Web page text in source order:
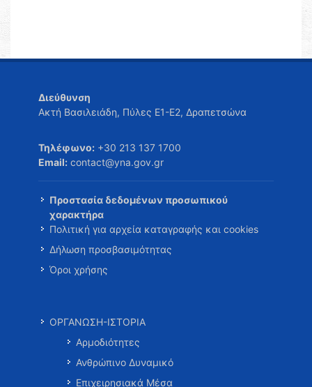
Διεύθυνση
Ακτή Βασιλειάδη, Πύλες Ε1-Ε2, Δραπετσώνα
Τηλέφωνο: +30 213 137 1700
Email: contact@yna.gov.gr
Προστασία δεδομένων προσωπικού
χαρακτήρα
Πολιτική για αρχεία καταγραφής και cookies
Δήλωση προσβασιμότητας
Όροι χρήσης
ΟΡΓΑΝΩΣΗ-ΙΣΤΟΡΙΑ
Αρμοδιότητες
Ανθρώπινο Δυναμικό
Επιχειρησιακά Μέσα